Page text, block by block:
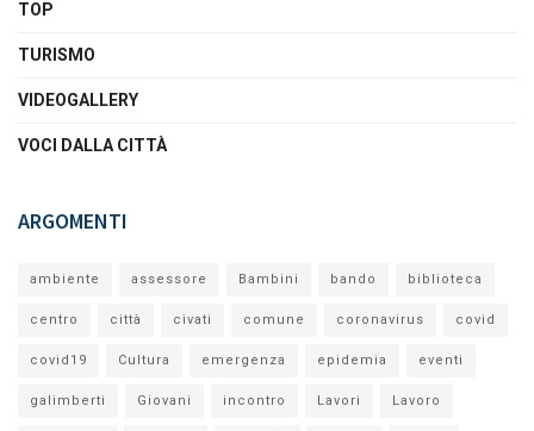
TOP
TURISMO
VIDEOGALLERY
VOCI DALLA CITTÀ
ARGOMENTI
ambiente assessore Bambini bando biblioteca
centro città civati comune coronavirus covid
covid19 Cultura emergenza epidemia eventi
galimberti Giovani incontro Lavori Lavoro